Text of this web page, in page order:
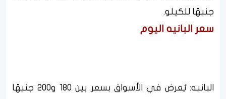
جنيهًا للكيلو.
سعر البانيه اليوم
البانيه: يُعرض في الأسواق بسعر بين 180 و200 جنيهًا